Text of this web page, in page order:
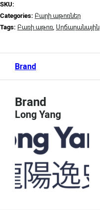
SKU:
Categories: Բարի աթոռներ
Tags: Բառի աթոռ, Սրճարանային
Brand
Brand
Long Yang